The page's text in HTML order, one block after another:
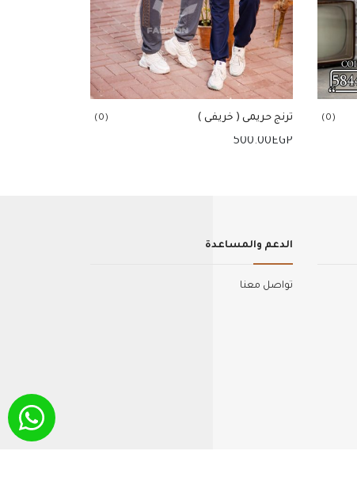
(0) ترنج حريمى ( خريفى ) (0)
500.00EGP
الدعم والمساعدة
تواصل معنا